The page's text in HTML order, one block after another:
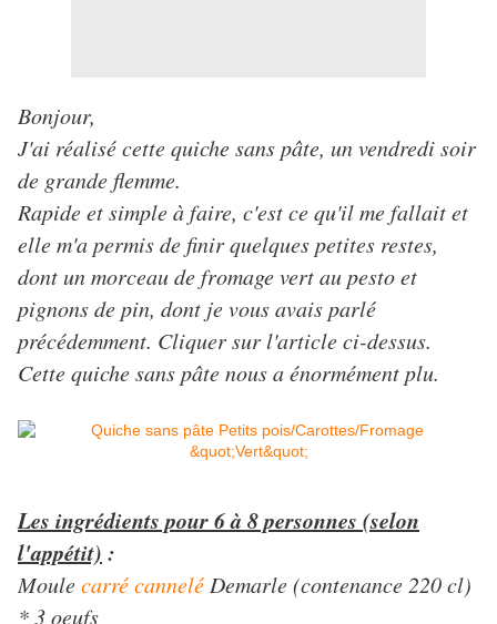
Bonjour,
J'ai réalisé cette quiche sans pâte, un vendredi soir
de grande flemme.
Rapide et simple à faire, c'est ce qu'il me fallait et
elle m'a permis de finir quelques petites restes,
dont un morceau de fromage vert au pesto et
pignons de pin, dont je vous avais parlé
précédemment. Cliquer sur l'article ci-dessus.
Cette quiche sans pâte nous a énormément plu.
Les ingrédients pour 6 à 8 personnes (selon
l'appétit) :
Moulecarré cannelé Demarle (contenance 220 cl)
* 3 oeufs